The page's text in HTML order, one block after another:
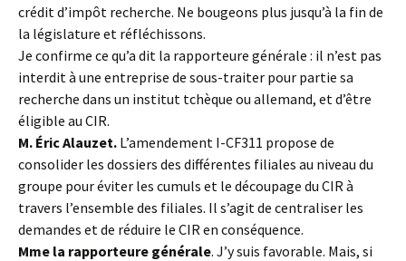
crédit d’impôt recherche. Ne bougeons plus jusqu’à la fin de
la législature et réfléchissons.
Je confirme ce qu’a dit la rapporteure générale : il n’est pas
interdit à une entreprise de sous-traiter pour partie sa
recherche dans un institut tchèque ou allemand, et d’être
éligible au CIR.
M. Éric Alauzet. L’amendement I-CF311 propose de
consolider les dossiers des différentes filiales au niveau du
groupe pour éviter les cumuls et le découpage du CIR à
travers l’ensemble des filiales. Il s’agit de centraliser les
demandes et de réduire le CIR en conséquence.
Mme la rapporteure générale. J’y suis favorable. Mais, si